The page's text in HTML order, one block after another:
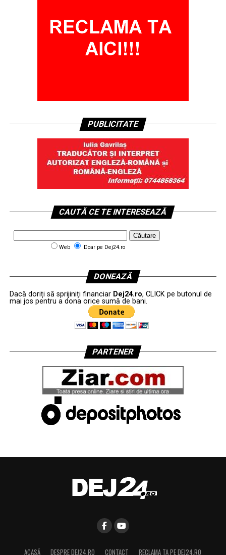
PUBLICITATE
CAUTĂ CE TE INTERESEAZĂ
Web Doar pe Dej24.ro
DONEAZĂ
Dacă doriți să sprijiniți financiar Dej24.ro, CLICK pe butonul de
mai jos pentru a dona orice sumă de bani.
PARTENER
ACASĂ DESPRE DEJ24.RO CONTACT RECLAMA TA PE DEJ24.RO